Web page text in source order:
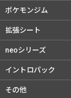
旧裏シリーズ (全商品)
第1弾（★）
第3弾 化石の秘密
ポケモンジム
ポケモンジム (全商品)
第1弾 カスミ
第2弾 エリカ
拡張シート
拡張シート (全商品)
第2弾 赤版
neoシリーズ
neoシリーズ (全商品)
第2弾 遺跡をこえて...
イントロパック
イントロパック (全商
その他